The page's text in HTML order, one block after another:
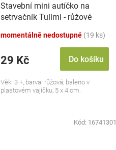
Stavební mini autíčko na
setrvačník Tulimi - růžové
momentálně nedostupné (19 ks)
29 Kč Do košíku
Věk: 3 +, barva: růžová, baleno v
plastovém vajíčku, 5 x 4 cm.
Kód: 16741301